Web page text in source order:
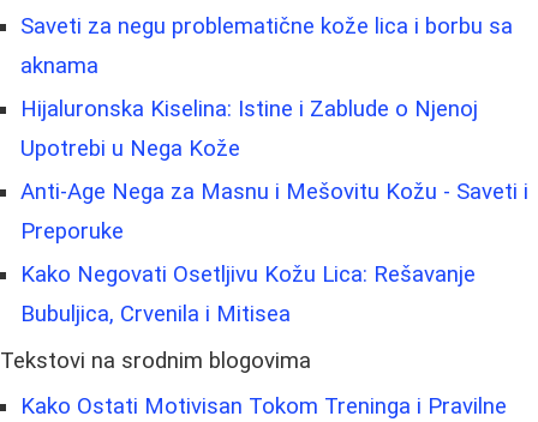
Saveti za negu problematične kože lica i borbu sa
aknama
Hijaluronska Kiselina: Istine i Zablude o Njenoj
Upotrebi u Nega Kože
Anti-Age Nega za Masnu i Mešovitu Kožu - Saveti i
Preporuke
Kako Negovati Osetljivu Kožu Lica: Rešavanje
Bubuljica, Crvenila i Mitisea
Tekstovi na srodnim blogovima
Kako Ostati Motivisan Tokom Treninga i Pravilne